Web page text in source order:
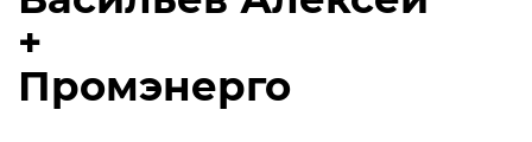
+
Промэнерго